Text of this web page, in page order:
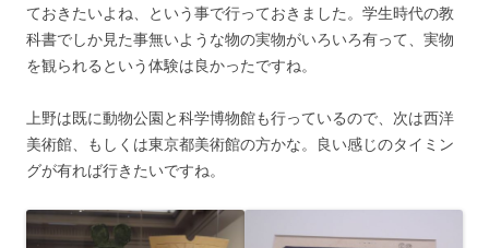
ておきたいよね、という事で行っておきました。学生時代の教
科書でしか見た事無いような物の実物がいろいろ有って、実物
を観られるという体験は良かったですね。
上野は既に動物公園と科学博物館も行っているので、次は西洋
美術館、もしくは東京都美術館の方かな。良い感じのタイミン
グが有れば行きたいですね。